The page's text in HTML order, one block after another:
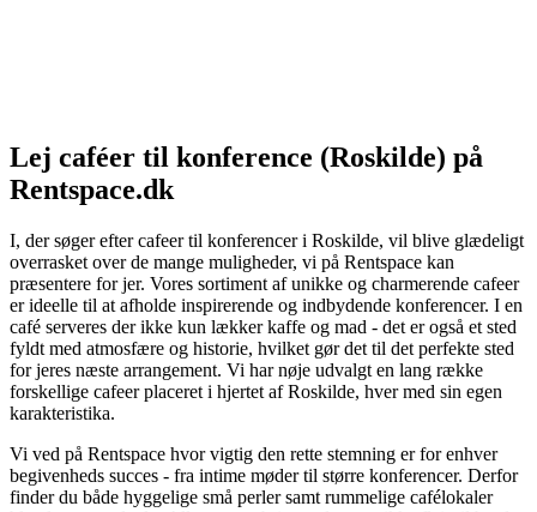
Lej caféer til konference (Roskilde) på
Rentspace.dk
I, der søger efter cafeer til konferencer i Roskilde, vil blive glædeligt
overrasket over de mange muligheder, vi på Rentspace kan
præsentere for jer. Vores sortiment af unikke og charmerende cafeer
er ideelle til at afholde inspirerende og indbydende konferencer. I en
café serveres der ikke kun lækker kaffe og mad - det er også et sted
fyldt med atmosfære og historie, hvilket gør det til det perfekte sted
for jeres næste arrangement. Vi har nøje udvalgt en lang række
forskellige cafeer placeret i hjertet af Roskilde, hver med sin egen
karakteristika.
Vi ved på Rentspace hvor vigtig den rette stemning er for enhver
begivenheds succes - fra intime møder til større konferencer. Derfor
finder du både hyggelige små perler samt rummelige cafélokaler